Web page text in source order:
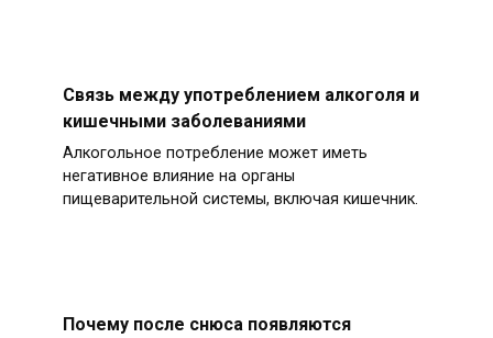
Связь между употреблением алкоголя и
кишечными заболеваниями
Алкогольное потребление может иметь
негативное влияние на органы
пищеварительной системы, включая кишечник.
Почему после снюса появляются